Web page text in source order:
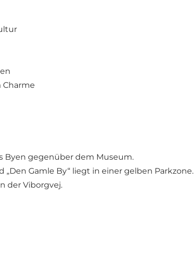
Charme
Byen gegenüber dem Museum.
Gamle By“ liegt in einer gelben Parkzone.
der Viborgvej.